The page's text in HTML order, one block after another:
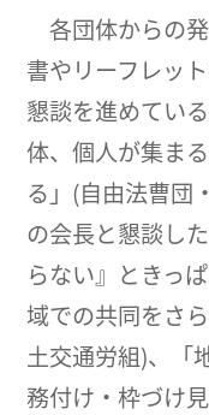
各団体からの
書やリーフレッ
懇談を進めてい
体、個人が集ま
る」(自由法曹団
の会長と懇談し
らない』ときっ
域での共同をさ
土交通労組)、「
務付け・枠づけ